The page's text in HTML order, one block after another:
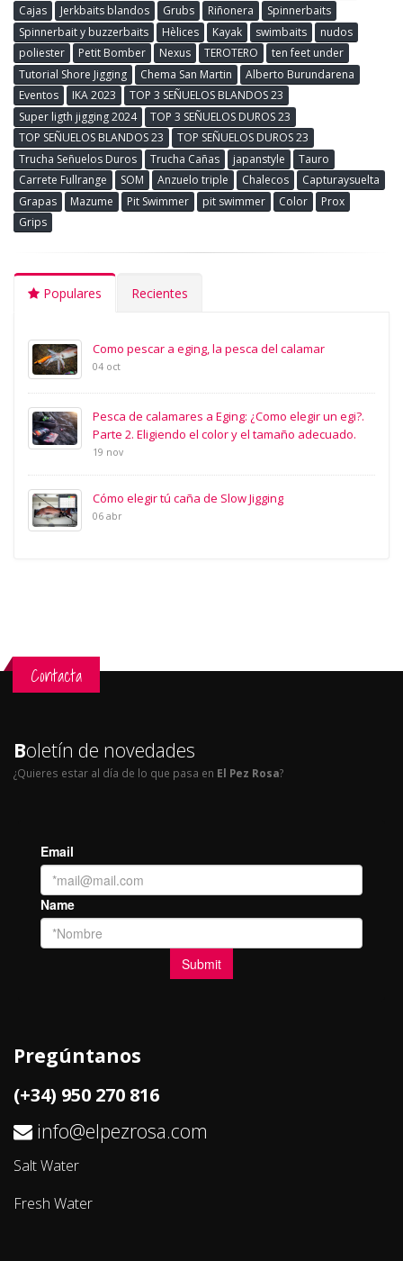
Cajas
Jerkbaits blandos Grubs Riñonera
Spinnerbaits
Spinnerbait y buzzerbaits
Hèlices Kayak swimbaits
nudos
poliester
Petit Bomber Nexus TEROTERO
ten feet under
Tutorial Shore Jigging
Chema San Martin
Alberto Burundarena
Eventos
IKA 2023
TOP 3 SEÑUELOS BLANDOS 23
Super ligth jigging 2024
TOP 3 SEÑUELOS DUROS 23
TOP SEÑUELOS BLANDOS 23
TOP SEÑUELOS DUROS 23
Trucha Señuelos Duros
Trucha Cañas japanstyle
Tauro
Carrete Fullrange
SOM Anzuelo triple Chalecos
Capturaysuelta
Grapas
Mazume Pit Swimmer pit swimmer Color
Prox
Grips
Populares Recientes
Como pescar a eging, la pesca del calamar
04 oct
Pesca de calamares a Eging: ¿Como elegir un egi?.
Parte 2. Eligiendo el color y el tamaño adecuado.
19 nov
Cómo elegir tú caña de Slow Jigging
06 abr
Contacta
Boletín de novedades
¿Quieres estar al día de lo que pasa en El Pez Rosa?
Pregúntanos
(+34) 950 270 816
info@elpezrosa.com
Salt Water
Fresh Water